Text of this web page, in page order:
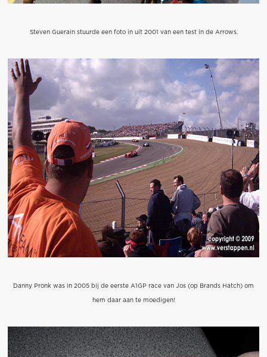
Steven Guerain stuurde een foto in uit 2001 van een test in de Arrows.
Danny Pronk was in 2005 bij de eerste A1GP race van Jos (op Brands Hatch) om
hem daar aan te moedigen!